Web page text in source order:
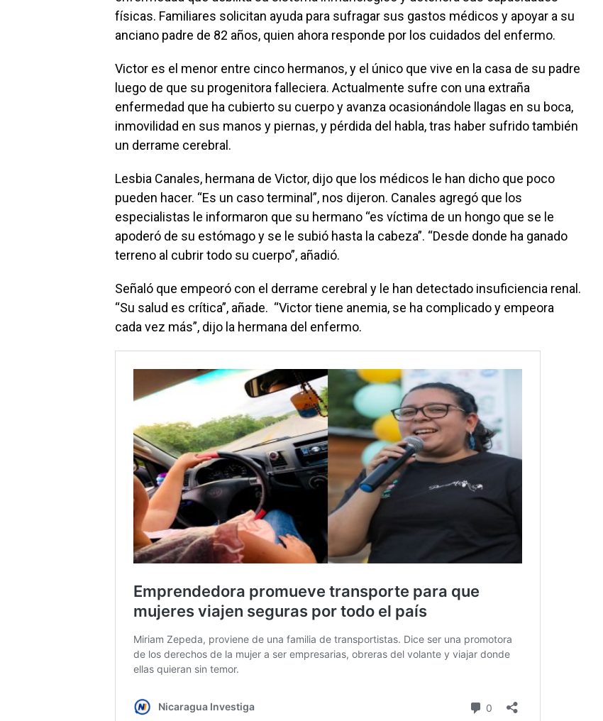
físicas. Familiares solicitan ayuda para sufragar sus gastos médicos y apoyar a su
anciano padre de 82 años, quien ahora responde por los cuidados del enfermo.
Victor es el menor entre cinco hermanos, y el único que vive en la casa de su padre
luego de que su progenitora falleciera. Actualmente sufre con una extraña
enfermedad que ha cubierto su cuerpo y avanza ocasionándole llagas en su boca,
inmovilidad en sus manos y piernas, y pérdida del habla, tras haber sufrido también
un derrame cerebral.
Lesbia Canales, hermana de Victor, dijo que los médicos le han dicho que poco
pueden hacer. “Es un caso terminal”, nos dijeron. Canales agregó que los
especialistas le informaron que su hermano “es víctima de un hongo que se le
apoderó de su estómago y se le subió hasta la cabeza”. “Desde donde ha ganado
terreno al cubrir todo su cuerpo”, añadió.
Señaló que empeoró con el derrame cerebral y le han detectado insuficiencia renal.
“Su salud es crítica”, añade. “Victor tiene anemia, se ha complicado y empeora
cada vez más”, dijo la hermana del enfermo.